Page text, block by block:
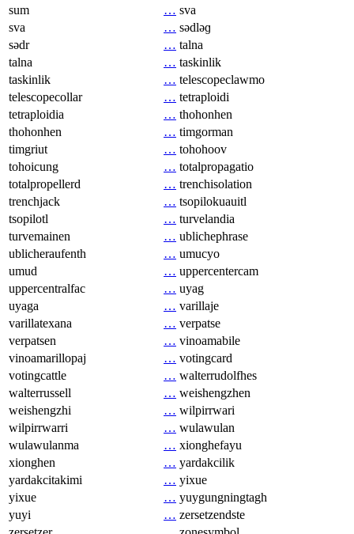
sum
… sva
sva
… sədləɡ
sədr
… talna
talna
… taskinlik
taskinlik
… telescopeclawmo
telescopecollar
… tetraploidi
tetraploidia
… thohonhen
thohonhen
… timgorman
timgriut
… tohohoov
tohoicung
… totalpropagatio
totalpropellerd
… trenchisolation
trenchjack
… tsopilokuauitl
tsopilotl
… turvelandia
turvemainen
… ublichephrase
ublicheraufenth
… umucyo
umud
… uppercentercam
uppercentralfac
… uyag
uyaga
… varillaje
varillatexana
… verpatse
verpatsen
… vinoamabile
vinoamarillopaj
… votingcard
votingcattle
… walterrudolfhes
walterrussell
… weishengzhen
weishengzhi
… wilpirrwari
wilpirrwarri
… wulawulan
wulawulanma
… xionghefayu
xionghen
… yardakcilik
yardakcitakimi
… yixue
yixue
… yuygungningtagh
yuyi
… zersetzendste